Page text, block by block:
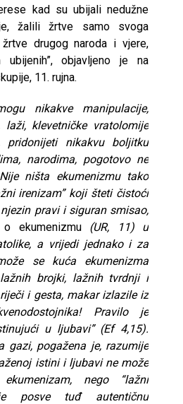
kad su ubijali nedužne
žalili žrtve samo svoga
žrtve drugog naroda i vjere,
ubijenih”, objavljeno je na
11. rujna.
nikakve manipulacije,
laži, klevetničke vratolomije
nikakvu boljitku
narodima, pogotovo ne
ništa ekumenizmu tako
irenizam” koji šteti čistoći
pravi i siguran smisao,
o ekumenizmu(UR, 11) u
a vrijedi jednako i za
se kuća ekumenizma
brojki, lažnih tvrdnji i
i gesta, makar izlazile iz
Pravilo je
u ljubavi” (Ef 4,15).
gazi, pogažena je, razumije
istini i ljubavi ne može
nego “lažni
posve tuđ autentičnu